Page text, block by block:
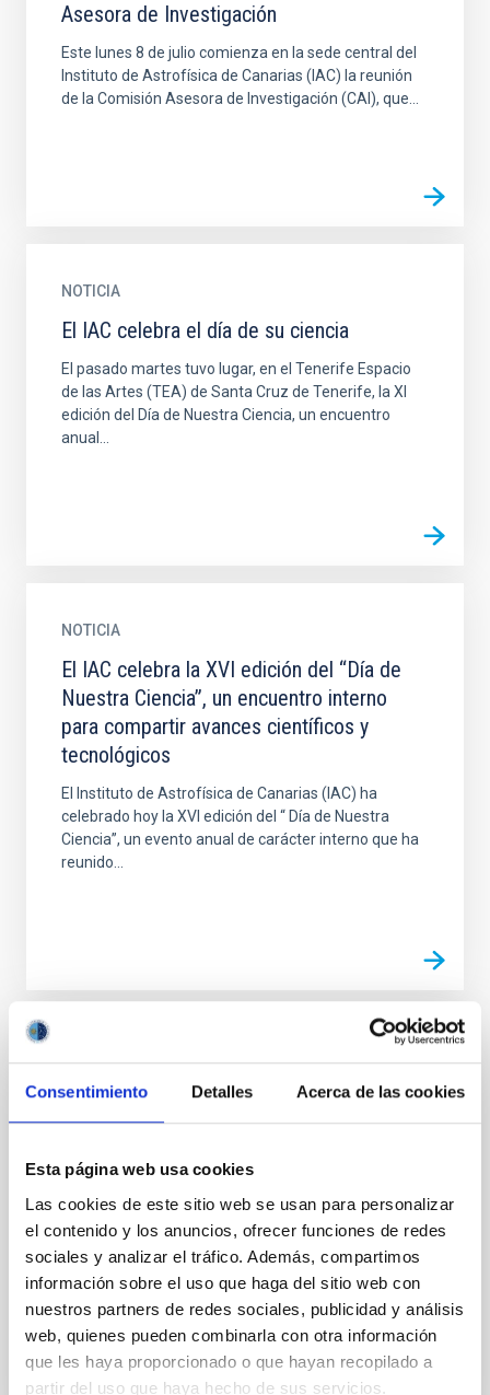
Consentimiento Detalles Acerca de las cookies
Esta página web usa cookies
Las cookies de este sitio web se usan para personalizar
el contenido y los anuncios, ofrecer funciones de redes
sociales y analizar el tráfico. Además, compartimos
información sobre el uso que haga del sitio web con
nuestros partners de redes sociales, publicidad y análisis
web, quienes pueden combinarla con otra información
que les haya proporcionado o que hayan recopilado a
partir del uso que haya hecho de sus servicios.
Asesora de Investigación
Este lunes 8 de julio comienza en la sede central del
Instituto de Astrofísica de Canarias (IAC) la reunión
de la Comisión Asesora de Investigación (CAI), que...
NOTICIA
El IAC celebra el día de su ciencia
El pasado martes tuvo lugar, en el Tenerife Espacio
de las Artes (TEA) de Santa Cruz de Tenerife, la XI
edición del Día de Nuestra Ciencia, un encuentro
anual...
NOTICIA
El IAC celebra la XVI edición del “Día de
Nuestra Ciencia”, un encuentro interno
para compartir avances científicos y
tecnológicos
El Instituto de Astrofísica de Canarias (IAC) ha
celebrado hoy la XVI edición del “ Día de Nuestra
Ciencia”, un evento anual de carácter interno que ha
reunido...
El IAC celebra la XVII edición del “Día de
Nuestra Ciencia”, un encuentro interno
tecnológicos
El Instituto de Astrofísica de Canarias reúne a su
personal investigador y técnico para presentar los
resultados más destacados del último año y abordar
los...